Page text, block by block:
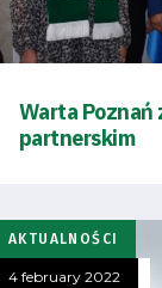
Warta Poznań
partnerskim
AKTUALNOŚCI
4 february 2022